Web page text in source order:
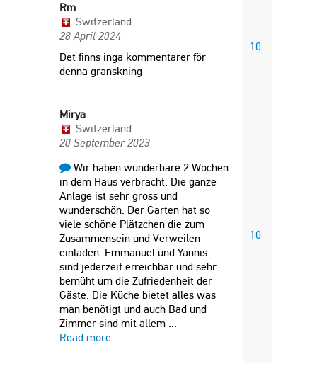
Rm
Switzerland
28 April 2024
Det finns inga kommentarer för
denna granskning
10
Mirya
Switzerland
20 September 2023
Wir haben wunderbare 2 Wochen
in dem Haus verbracht. Die ganze
Anlage ist sehr gross und
wunderschön. Der Garten hat so
viele schöne Plätzchen die zum
Zusammensein und Verweilen
einladen. Emmanuel und Yannis
sind jederzeit erreichbar und sehr
bemüht um die Zufriedenheit der
Gäste. Die Küche bietet alles was
man benötigt und auch Bad und
Zimmer sind mit allem ...
Read more
10